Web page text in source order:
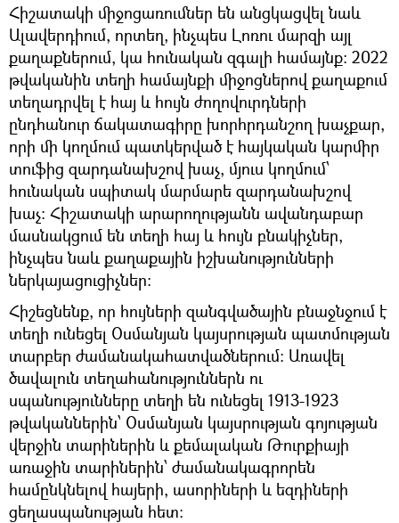
Հիշատակի միջոցառումներ են անցկացվել նաև
Ալավերդիում, որտեղ, ինչպես Լոռու մարզի այլ
քաղաքներում, կա հունական զգալի համայնք: 2022
թվականին տեղի համայնքի միջոցներով քաղաքում
տեղադրվել է հայ և հույն ժողովուրդների
ընդհանուր ճակատագիրը խորհրդանշող խաչքար,
որի մի կողմում պատկերված է հայկական կարմիր
տուֆից զարդանախշով խաչ, մյուս կողմում՝
հունական սպիտակ մարմարե զարդանախշով
խաչ: Հիշատակի արարողությանն ավանդաբար
մասնակցում են տեղի հայ և հույն բնակիչներ,
ինչպես նաև քաղաքային իշխանությունների
ներկայացուցիչներ:
Հիշեցնենք, որ հույների զանգվածային բնաջնջում է
տեղի ունեցել Օսմանյան կայսրության պատմության
տարբեր ժամանակահատվածներում։ Առավել
ծավալուն տեղահանություններն ու
սպանությունները տեղի են ունեցել 1913-1923
թվականներին՝ Օսմանյան կայսրության գոյության
վերջին տարիներին և քեմալական Թուրքիայի
առաջին տարիներին՝ ժամանակագրորեն
համընկնելով հայերի, ասորիների և եզդիների
ցեղասպանության հետ։